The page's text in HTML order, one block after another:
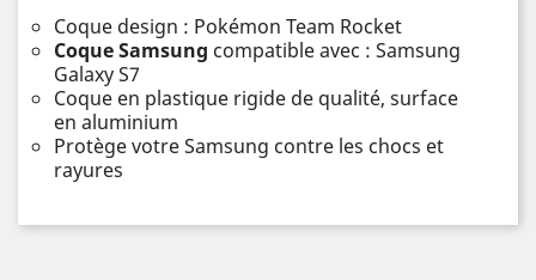
Coque design : Pokémon Team Rocket
Coque Samsung compatible avec : Samsung
Galaxy S7
Coque en plastique rigide de qualité, surface
en aluminium
Protège votre Samsung contre les chocs et
rayures